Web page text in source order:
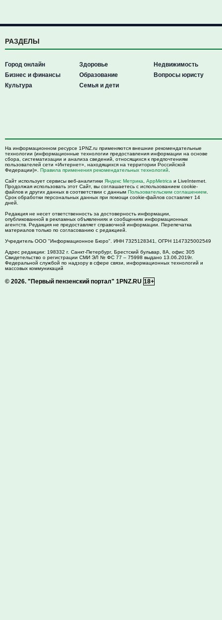
РАЗДЕЛЫ
Город онлайн
Бизнес и финансы
Культура
Здоровье
Образование
Семья и дети
Недвижимость
Вопросы юристу
На информационном ресурсе 1PNZ.ru применяются внешние рекомендательные
технологии (информационные технологии предоставления информации на основе
сбора, систематизации и анализа сведений, относящихся к предпочтениям
пользователей сети «Интернет», находящихся на территории Российской
Федерации)». Правила применения рекомендательных технологий
Сайт использует сервисы веб-аналитики Яндекс Метрика AppMetrica и LiveInternet.
Продолжая использовать этот Сайт, вы соглашаетесь с использованием cookie-
файлов и других данных в соответствии с данным Пользовательским соглашением
Срок обработки персональных данных при помощи cookie-файлов составляет 14
дней.
Редакция не несет ответственность за достоверность информации,
опубликованной в рекламных объявлениях и сообщениях информационных
агентств. Редакция не предоставляет справочной информации. Перепечатка
материалов только по согласованию с редакцией.
Учредитель ООО "Информационное Бюро". ИНН 7325128341, ОГРН 1147325002549
Адрес редакции: 198332 г. Санкт-Петербург, Брестский бульвар, 8А, офис 305
Свидетельство о регистрации СМИ ЭЛ № ФС 77 – 75998 выдано 13.06.2019г.
Федеральной службой по надзору в сфере связи, информационных технологий и
массовых коммуникаций
© 2026. "Первый пензенский портал" 1PNZ.RU 18+